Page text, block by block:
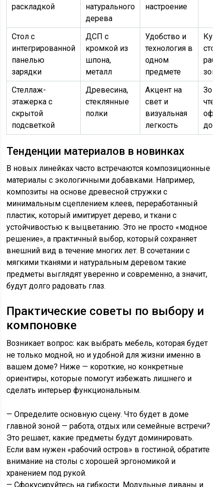
раскладкой
натурального
дерева
настроение
Стол с
интегрированной
панелью
зарядки
ДСП с
кромкой из
шпона,
металл
Удобство и
технология в
одном
предмете
Стеллаж-
этажерка с
скрытой
подсветкой
Древесина,
стеклянные
полки
Акцент на
свет и
визуальная
легкость
Тенденции материалов в новинках
В новых линейках часто встречаются композиционные
материалы с экологичными добавками. Например,
композиты на основе древесной стружки с
минимальным сцеплением клеев, переработанный
пластик, который имитирует дерево, и ткани с
устойчивостью к выцветанию. Это не просто «модное
решение», а практичный выбор, который сохраняет
внешний вид в течение многих лет. В сочетании с
мягкими тканями и натуральным деревом такие
предметы выглядят уверенно и современно, а значит,
будут долго радовать глаз.
Практические советы по выбору и
компоновке
Возникает вопрос: как выбрать мебель, которая будет
не только модной, но и удобной для жизни именно в
вашем доме? Ниже — короткие, но конкретные
ориентиры, которые помогут избежать лишнего и
сделать интерьер функциональным.
— Определите основную сцену. Что будет в доме
главной зоной — работа, отдых или семейные встречи?
Это решает, какие предметы будут доминировать.
Если вам нужен «рабочий остров» в гостиной, обратите
внимание на столы с хорошей эргономикой и
хранением под рукой.
— Сфокусируйтесь на гибкости. Модульные диваны и